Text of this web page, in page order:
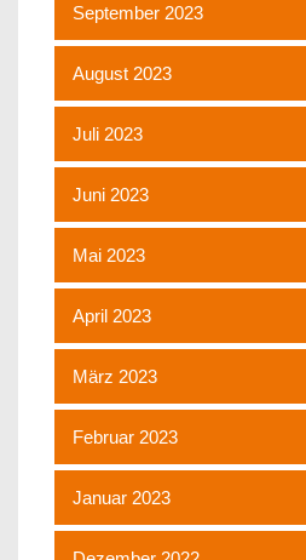
September 2023
August 2023
Juli 2023
Juni 2023
Mai 2023
April 2023
März 2023
Februar 2023
Januar 2023